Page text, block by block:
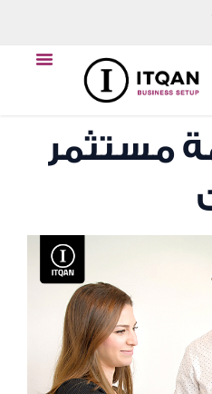
content
مستثمر